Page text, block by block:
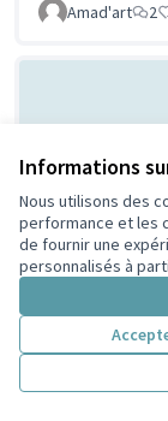
Informations
Nous utilisons des
performance et les
de fournir une
personnalisés à
Amad'art 2
Les cabanes
PeriscoZay